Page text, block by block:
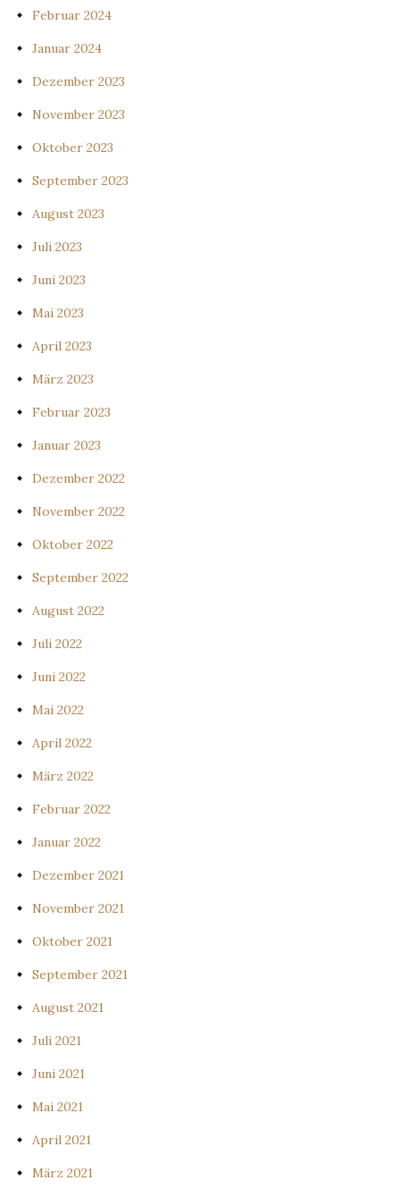
Februar 2024
Januar 2024
Dezember 2023
November 2023
Oktober 2023
September 2023
August 2023
Juli 2023
Juni 2023
Mai 2023
April 2023
März 2023
Februar 2023
Januar 2023
Dezember 2022
November 2022
Oktober 2022
September 2022
August 2022
Juli 2022
Juni 2022
Mai 2022
April 2022
März 2022
Februar 2022
Januar 2022
Dezember 2021
November 2021
Oktober 2021
September 2021
August 2021
Juli 2021
Juni 2021
Mai 2021
April 2021
März 2021